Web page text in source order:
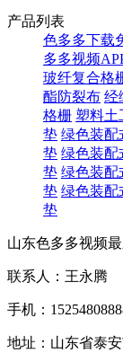
产品列表
色多多下载
多多视频
玻纤复合格
酯防裂布 经
格栅 塑料土
垫 绿色装配
垫 绿色装配
垫 绿色装配
垫 绿色装配
垫
山东色多多视频
联系人：王永腾
手机：
地址：山东省